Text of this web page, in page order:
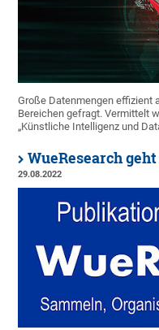
Große Datenmengen effizient
Bereichen gefragt. Vermittelt
„Künstliche Intelligenz und
WueResearch
29.08.2022